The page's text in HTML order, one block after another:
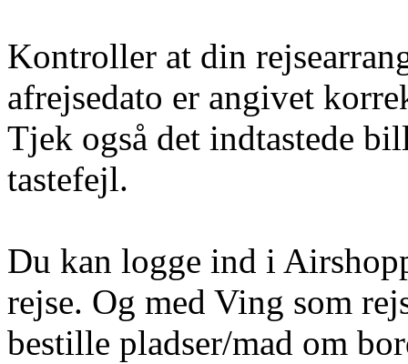
Kontroller at din
afrejsedato er angivet
Tjek også det indtastede
tastefejl.
Du kan logge ind i
rejse. Og med Ving som
bestille pladser/mad om